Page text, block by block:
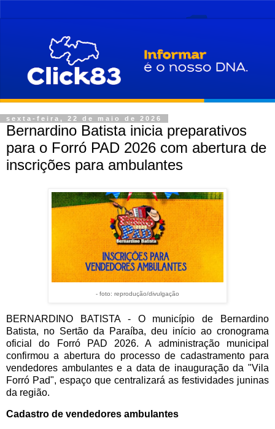
sexta-feira, 22 de maio de 2026
Bernardino Batista inicia preparativos
para o Forró PAD 2026 com abertura de
inscrições para ambulantes
- foto: reprodução/divulgação
BERNARDINO BATISTA - O município de Bernardino
Batista, no Sertão da Paraíba, deu início ao cronograma
oficial do Forró PAD 2026. A administração municipal
confirmou a abertura do processo de cadastramento para
vendedores ambulantes e a data de inauguração da "Vila
Forró Pad", espaço que centralizará as festividades juninas
da região.
Cadastro de vendedores ambulantes